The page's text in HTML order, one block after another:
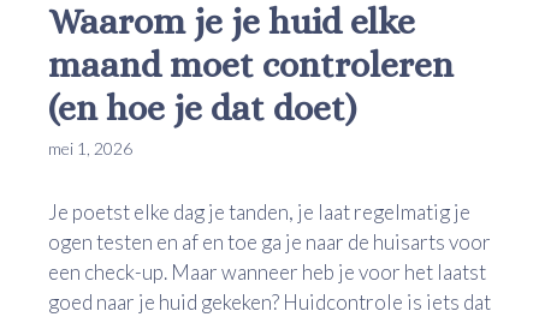
Waarom je je huid elke
maand moet controleren
(en hoe je dat doet)
mei 1, 2026
Je poetst elke dag je tanden, je laat regelmatig je
ogen testen en af en toe ga je naar de huisarts voor
een check-up. Maar wanneer heb je voor het laatst
goed naar je huid gekeken? Huidcontrole is iets dat